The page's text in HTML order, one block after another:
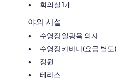
회의실 1개
야외 시설
수영장 일광욕 의자
수영장 카바나(요금 별도)
정원
테라스